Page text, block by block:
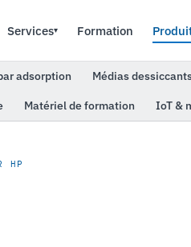
Services▾ Formation
adsorption Médias
Matériel de formation IoT &
HP